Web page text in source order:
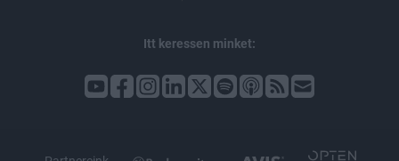
Itt keressen minket: